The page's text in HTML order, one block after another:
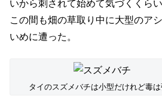
いから刺されて始めて気づくくらい
この間も畑の草取り中に大型のア
いめに遭った。
タイのスズメバチは小型だけれど毒は